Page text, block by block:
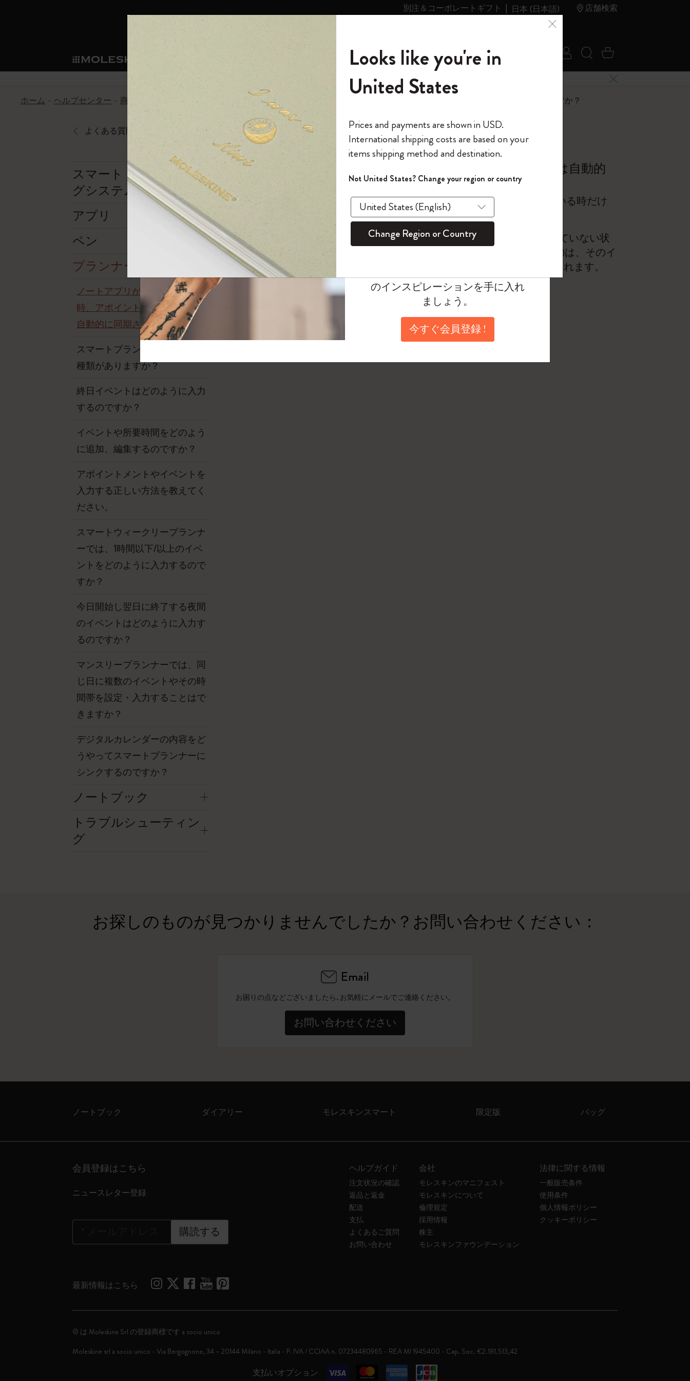
別注＆コーポレートギフト 日本 (日本語) 店舗検索
ショ
ノートブック
ノートブック
The Original Notebook
ミニノートブックチャーム
カイエ ＆ ジャーナル
セット
パッションジャーナル
スチューデントカイエジャーナル
ダイアリー
サブカテゴリ
ダイアリー
パーソナル・ダイアリー
12カ月ダイアリー
15ヶ月プランナー
ウィークリープランナー
デイリープランナー
マンスリープランナー
ライフプランナー・コレクション
モレスキンスマート
サブカテゴリ
すべて見る
スマートライティング・システム
モレスキンスマートスマートとは
アプリ・サービス
ライティングツール
サブカテゴリ
モレスキンスマート
Blackwing x モレスキン
Kaweco x モレスキン
ペン & ペンシル
限定版ノートブック
サブカテゴリ
Reframe サングラス
ムーミン コレクション
キム・ジョンギコレクション
「Alice's Adventures in Wonderland」コレ
『ロード・オブ・ザ・リング』コレク
カラーパターン ノートブック
サクラコレクション
馬年コレクション
キム・ジョンギコレクション
Impressions of Impressionism コレクショ
ン
カサ・バトリョ 限定版コレクション
ゴッホ美術館
バッグ
サブカテゴリ
すべて見る
バックパック
限定版バックパック
Shopper paper – made Collection
ギフト
サブカテゴリ
アートを愛する方への贈り物
プロフェッショナルへの贈り物
ミニマリストへの贈り物
マキシマリストへの贈り物
健康を愛する方への贈り物です
趣味を愛する方へのギフト
ピン
サブカテゴリ
カントリー・テーマ・ピンズ・コレク
ション
サブカテゴリ
プライドをいつも胸に
Mardi Mercredi × モレスキン
スマートライティング・シス
テム
サブカテゴリ
スマートライティング・システム
スマートノートブック
スマートダイアリー
モレスキンスマートスマート
アプリ・サービス
サブカテゴリ
Notes
モレスキン Journal
モレスキン Planner
パーソナライズサ
ービス
サブカテゴリ
カスタムダイアリー
カスタムノートブック
パッチ
和紙テープ
ミニノートブックチャーム
別注＆コーポレートギフト
リー
の世界
サブカテゴリ
モレスキンメンバーシップ
我々の歴史
モレスキンのマニフェスト
ペンと紙の力
持続可能な創造性
Detour
ール
ログイン
今すぐメンバー登録
ウェルカムオファー: 次回のご購入時に10% オフと送料無料
通常特典: パーソナライズの2冊ご購入で1冊無料
バースデー特典: 1回限りの割引（1ヶ月有効）
先行プレビュー: 新作コレクションへの先行アクセス
伝説的なお得情報: 会員限定の特別サプライズ
セールへの早期アクセス: お得な情報をいち早くチェック
モレスキン限定イベント: 優先アクセス
返品期間の延長: 1ヶ月間
アカウントを作成する
モレスキンの世界へようこそ
*メールアドレス
パスワードを表示
*パスワード
このデバイスで情報を保存する
ログイン
検索 (キーワード
カート 0 アイ
6,500円以上のご購入で送料無料
メニューを閉じる
ホーム
ヘルプセンター 商品 スマートライティングセット ノートアプリがオフラインの時、アポイントメントの内容は自動的に同期されますか？
よくある質問に戻る
ノートアプリがオフラインの時、アポイントメントの内容は自動的
に同期されますか？
Bluetoothを介して.スマートペンがモレスキンノートアプリに接続されている時だけ
アポイントメントが同期されます。
イベントをオフラインの状態で記入した場合は (ノートアプリには接続していない状
態でSmart Diary/Planner PROに電源をONにしたスマートペンで記入した時)は、そのイ
ベントはスマートペンをモレスキンノートアプリに接続した時点で同期されます。
スマート ライティン
グシステム
アプリ
ペン
プランナー
ノートアプリがオフラインの
時、アポイントメントの内容は
自動的に同期されますか？
スマートプランナーにはどんな
種類がありますか？
終日イベントはどのように入力
するのですか？
イベントや所要時間をどのよう
に追加、編集するのですか？
アポイントメントやイベントを
入力する正しい方法を教えてく
ださい。
スマートウィークリープランナ
ーでは、1時間以下/以上のイベ
ントをどのように入力するので
すか？
今日開始し翌日に終了する夜間
のイベントはどのように入力す
るのですか？
マンスリープランナーでは、同
じ日に複数のイベントやその時
間帯を設定・入力することはで
きますか？
デジタルカレンダーの内容をど
うやってスマートプランナーに
シンクするのですか？
ノートブック
トラブルシューティン
グ
お探しのものが見つかりませんでしたか？お問い合わせください：
Email
お困りの点などございましたら､お気軽にメールでご連絡ください。
お問い合わせください
ノートブック ダイアリー モレスキンスマート 限定版 バッグ
会員登録はこちら
ニュースレター登録
購読する
ヘルプガイド
注文状況の確認
返品と返金
配送
支払
よくあるご質問
お問い合わせ
会社
モレスキンのマニフェスト
モレスキンについて
倫理規定
採用情報
株主
モレスキンファウンデーション
法律に関する情報
一般販売条件
使用条件
個人情報ポリシー
クッキーポリシー
最新情報はこちら
支払いオプション
© は Moleskine Srl の登録商標です a socio unico
Moleskine srl a socio unico - Via Bergognone, 34 – 20144 Milano - Italia - P. IVA / CCIAA n. 07234480965 - REA MI 1945400 - Cap. Soc. €2.181.513,42
モレスキンの世界へようこそ
今すぐ会員登録して、コード
「WELCOME10」を入力すると、初
回注文が10%オフ＋送料無料になり
ます。セール・アウトレット品は
適用外。
のインスピレーションを手に入れ
ましょう。
今すぐ会員登録 !
Looks like you're in
United States
Prices and payments are shown in USD.
International shipping costs are based on your
items shipping method and destination.
Not United States? Change your region or country
Change Region or Country